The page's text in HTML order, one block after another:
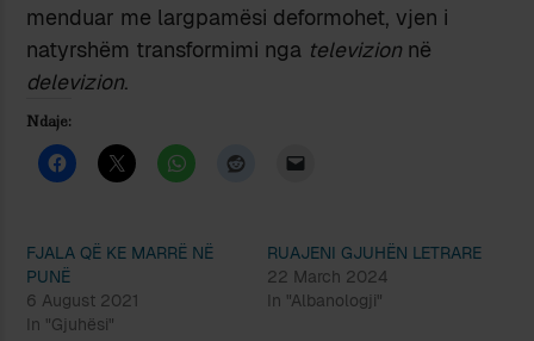
menduar me largpamësi deformohet, vjen i
natyrshëm transformimi nga televizion në
delevizion.
Ndaje:
FJALA QË KE MARRË NË
PUNË
6 August 2021
In "Gjuhësi"
RUAJENI GJUHËN LETRARE
22 March 2024
In "Albanologji"